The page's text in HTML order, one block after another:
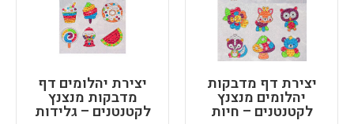
יצירת דף מדבקות
יהלומים מנצנץ
לקטנטנים – חיות
יצירת יהלומים דף
מדבקות מנצנץ
לקטנטנים – גלידות